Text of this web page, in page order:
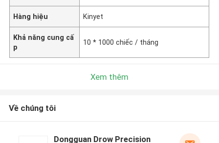
Hàng hiệu Kinyet
Khả năng cung cấ
p
10 * 1000 chiếc / tháng
Xem thêm
Về chúng tôi
Dongguan Drow Precision